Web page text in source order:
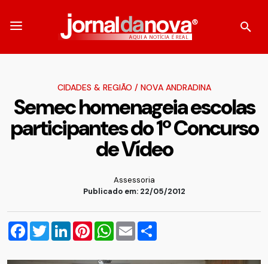
CIDADES & REGIÃO / NOVA ANDRADINA
Semec homenageia escolas
participantes do 1º Concurso
de Vídeo
Assessoria
Publicado em: 22/05/2012
Facebook
TwitterLinkedInPinterestWhatsApp
Email